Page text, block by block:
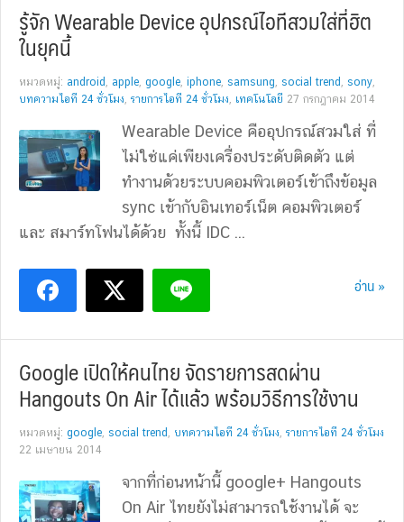
รู้จัก Wearable Device อุปกรณ์ไอทีสวมใส่ที่ฮิต
ในยุคนี้
หมวดหมู่: android , apple, google, iphone, samsung, social trend , sony,
บทความไอที 24 ชั่วโมง, รายการไอที 24 ชั่วโมง, เทคโนโลยี 27 กรกฎาคม 2014
Wearable Device คืออุปกรณ์สวมใส่ ที่
ไม่ใช่แค่เพียงเครื่องประดับติดตัว แต่
ทำงานด้วยระบบคอมพิวเตอร์เข้าถึงข้อมูล
sync เข้ากับอินเทอร์เน็ต คอมพิวเตอร์
และ สมาร์ทโฟนได้ด้วย ทั้งนี้ IDC ...
อ่าน »
Google เปิดให้คนไทย จัดรายการสดผ่าน
Hangouts On Air ได้แล้ว พร้อมวิธีการใช้งาน
หมวดหมู่: google, social trend , บทความไอที 24 ชั่วโมง, รายการไอที 24 ชั่วโมง
22 เมษายน 2014
จากที่ก่อนหน้านี้ google+ Hangouts
On Air ไทยยังไม่สามารถใช้งานได้ จะ